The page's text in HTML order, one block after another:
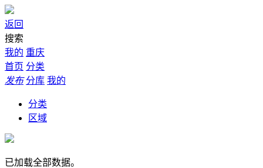
返回
搜索
我的 重庆
首页 分类
发布 分库 我的
分类
区域
已加载全部数据。